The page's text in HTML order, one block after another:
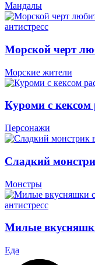
Мандалы
Морской черт
Морские жители
Куроми с кексом
Персонажи
Сладкий
Монстры
Милые
Еда